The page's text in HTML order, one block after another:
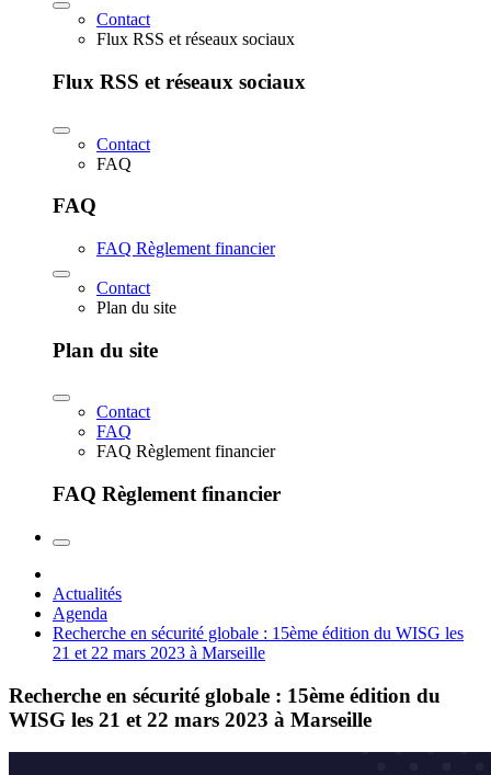
Contact
Flux RSS et réseaux sociaux
Flux RSS et réseaux sociaux
Contact
FAQ
FAQ
FAQ Règlement financier
Contact
Plan du site
Plan du site
Contact
FAQ
FAQ Règlement financier
FAQ Règlement financier
Actualités
Agenda
Recherche en sécurité globale : 15ème édition du WISG les
21 et 22 mars 2023 à Marseille
Recherche en sécurité globale : 15ème édition du
WISG les 21 et 22 mars 2023 à Marseille